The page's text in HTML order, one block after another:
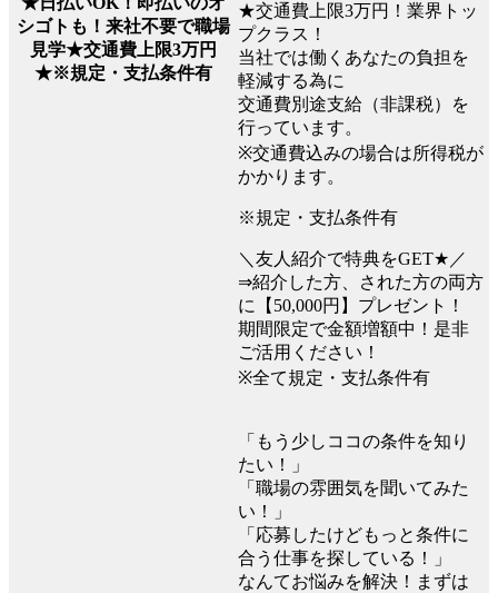
シゴトも！来社不要で職場
見学★交通費上限3万円
★※規定・支払条件有
★交通費上限3万円！業界トッ
プクラス！
当社では働くあなたの負担を
軽減する為に
交通費別途支給（非課税）を
行っています。
※交通費込みの場合は所得税が
かかります。
※規定・支払条件有
＼友人紹介で特典をGET★／
⇒紹介した方、された方の両方
に【50,000円】プレゼント！
期間限定で金額増額中！是非
ご活用ください！
※全て規定・支払条件有
「もう少しココの条件を知り
たい！」
「職場の雰囲気を聞いてみた
い！」
「応募したけどもっと条件に
合う仕事を探している！」
なんてお悩みを解決！まずは